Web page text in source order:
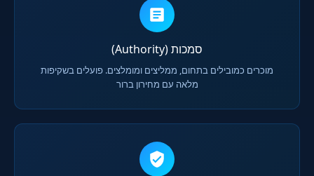
סמכות (Authority)
מוכרים כמובילים בתחום, ממליצים ומומלצים. פועלים בשקיפות
מלאה עם מחירון ברור